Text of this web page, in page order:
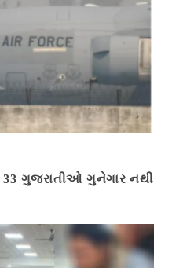
33 ગુજરાતીઓ ગુનેગાર નથી